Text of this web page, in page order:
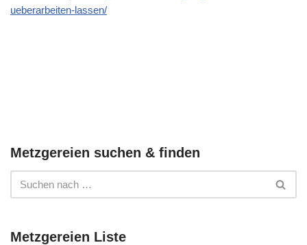
ueberarbeiten-lassen/
Metzgereien suchen & finden
Metzgereien Liste